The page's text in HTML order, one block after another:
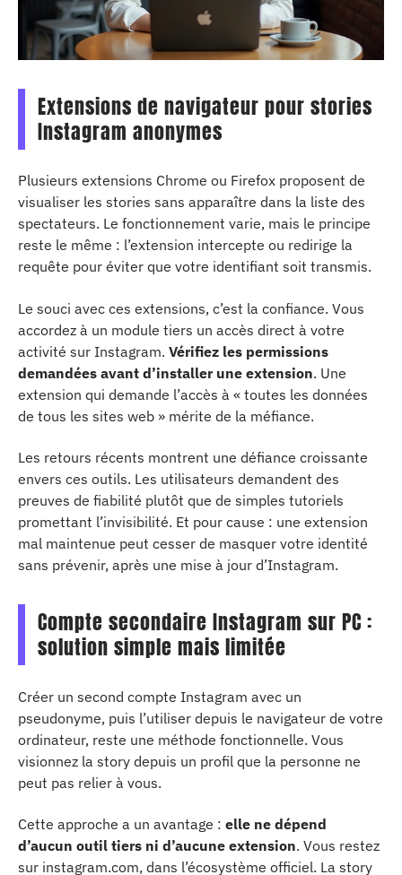
Extensions de navigateur pour stories
Instagram anonymes
Plusieurs extensions Chrome ou Firefox proposent de
visualiser les stories sans apparaître dans la liste des
spectateurs. Le fonctionnement varie, mais le principe
reste le même : l’extension intercepte ou redirige la
requête pour éviter que votre identifiant soit transmis.
Le souci avec ces extensions, c’est la confiance. Vous
accordez à un module tiers un accès direct à votre
activité sur Instagram. Vérifiez les permissions
demandées avant d’installer une extension. Une
extension qui demande l’accès à « toutes les données
de tous les sites web » mérite de la méfiance.
Les retours récents montrent une défiance croissante
envers ces outils. Les utilisateurs demandent des
preuves de fiabilité plutôt que de simples tutoriels
promettant l’invisibilité. Et pour cause : une extension
mal maintenue peut cesser de masquer votre identité
sans prévenir, après une mise à jour d’Instagram.
Compte secondaire Instagram sur PC :
solution simple mais limitée
Créer un second compte Instagram avec un
pseudonyme, puis l’utiliser depuis le navigateur de votre
ordinateur, reste une méthode fonctionnelle. Vous
visionnez la story depuis un profil que la personne ne
peut pas relier à vous.
Cette approche a un avantage : elle ne dépend
d’aucun outil tiers ni d’aucune extension. Vous restez
sur instagram.com, dans l’écosystème officiel. La story